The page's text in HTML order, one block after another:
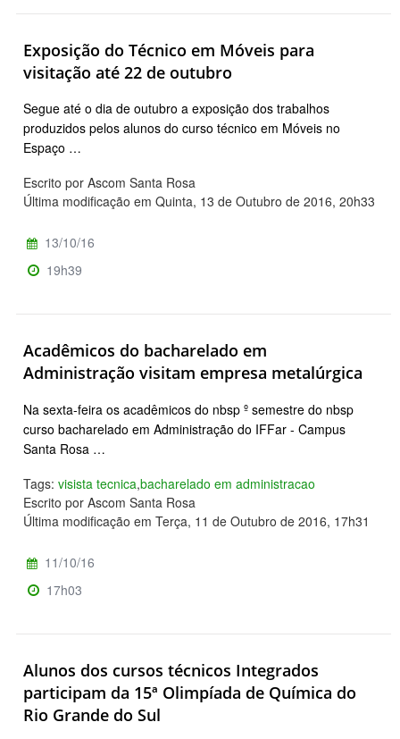
Exposição do Técnico em Móveis para
visitação até 22 de outubro
Segue até o dia de outubro a exposição dos trabalhos
produzidos pelos alunos do curso técnico em Móveis no
Espaço …
Escrito por Ascom Santa Rosa
Última modificação em Quinta, 13 de Outubro de 2016, 20h33
13/10/16
19h39
Acadêmicos do bacharelado em
Administração visitam empresa metalúrgica
Na sexta-feira os acadêmicos do nbsp º semestre do nbsp
curso bacharelado em Administração do IFFar - Campus
Santa Rosa …
Tags: visista tecnica,bacharelado em administracao
Escrito por Ascom Santa Rosa
Última modificação em Terça, 11 de Outubro de 2016, 17h31
11/10/16
17h03
Alunos dos cursos técnicos Integrados
participam da 15ª Olimpíada de Química do
Rio Grande do Sul